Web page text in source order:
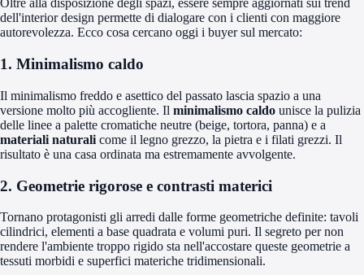
Oltre alla disposizione degli spazi, essere sempre aggiornati sui trend
dell'interior design permette di dialogare con i clienti con maggiore
autorevolezza. Ecco cosa cercano oggi i buyer sul mercato:
1. Minimalismo caldo
Il minimalismo freddo e asettico del passato lascia spazio a una
versione molto più accogliente. Il minimalismo caldo unisce la pulizia
delle linee a palette cromatiche neutre (beige, tortora, panna) e a
materiali naturali come il legno grezzo, la pietra e i filati grezzi. Il
risultato è una casa ordinata ma estremamente avvolgente.
2. Geometrie rigorose e contrasti materici
Tornano protagonisti gli arredi dalle forme geometriche definite: tavoli
cilindrici, elementi a base quadrata e volumi puri. Il segreto per non
rendere l'ambiente troppo rigido sta nell'accostare queste geometrie a
tessuti morbidi e superfici materiche tridimensionali.